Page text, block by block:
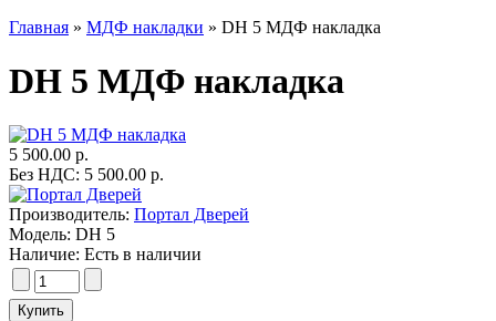
Главная » МДФ накладки » DH 5 МДФ накладка
DH 5 МДФ накладка
5 500.00 р.
Без НДС: 5 500.00 р.
Производитель: Портал Дверей
Модель: DH 5
Наличие: Есть в наличии